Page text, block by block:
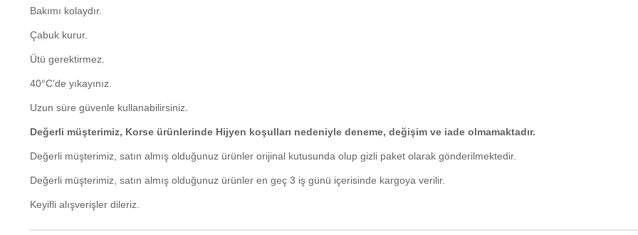
Bakımı kolaydır.
Çabuk kurur.
Ütü gerektirmez.
40°C'de yıkayınız.
Uzun süre güvenle kullanabilirsiniz.
Değerli müşterimiz, Korse ürünlerinde Hijyen koşulları nedeniyle deneme, değişim ve iade olmamaktadır.
Değerli müşterimiz, satın almış olduğunuz ürünler orijinal kutusunda olup gizli paket olarak gönderilmektedir.
Değerli müşterimiz, satın almış olduğunuz ürünler en geç 3 iş günü içerisinde kargoya verilir.
Keyifli alışverişler dileriz.